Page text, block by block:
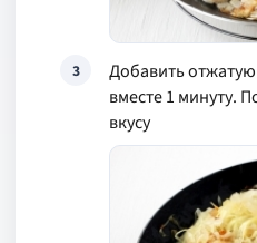
3
Добавить
вместе 1 минуту.
вкусу